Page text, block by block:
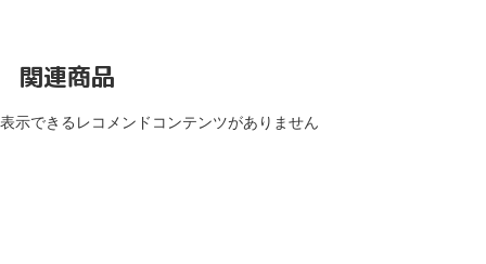
関連商品
表示できるレコメンドコンテンツがありません